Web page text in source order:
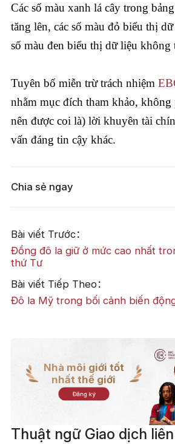
Các số màu xanh lá cây trong
tăng lên, các số màu đỏ biểu thị
số màu đen biểu thị dữ liệu không
Tuyên bố miễn trừ trách nhiệm
nhằm mục đích tham khảo,
nên được coi là) lời khuyên tài
vấn đáng tin cậy khác.
Chia sẻ ngay
Bài viết Trước：
Đồng đô la giữ ở mức cao nhất
thứ Tư
Bài viết Tiếp Theo：
Đô la Mỹ trong bối cảnh biến
Nhà môi giới tốt
nhất thế giới
Đăng ký
Thuật ngữ Giao dịch